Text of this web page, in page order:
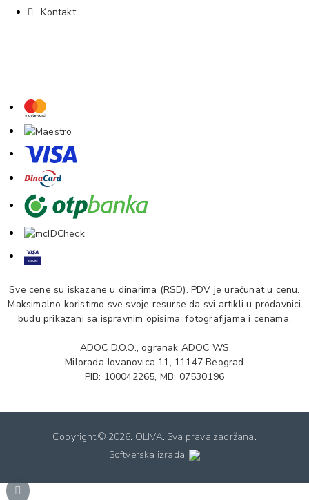
Kontakt
Sve cene su iskazane u dinarima (RSD). PDV je uračunat u cenu.
Maksimalno koristimo sve svoje resurse da svi artikli u prodavnici
budu prikazani sa ispravnim opisima, fotografijama i cenama.
ADOC D.O.O., ogranak ADOC WS
Milorada Jovanovica 11, 11147 Beograd
PIB: 100042265, MB: 07530196
Copyright © 2026. OLIVA. Sva prava zadržana.
Softverska izrada: